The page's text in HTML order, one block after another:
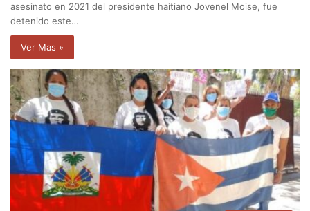
asesinato en 2021 del presidente haitiano Jovenel Moise, fue
detenido este…
Ver Mas »